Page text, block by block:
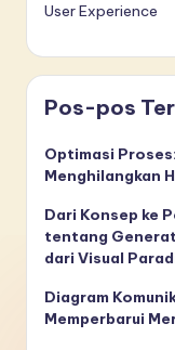
User Experience
Pos-pos
Optimasi
Menghilangkan
Dari Konsep ke
tentang
dari Visual
Diagram
Memperbarui